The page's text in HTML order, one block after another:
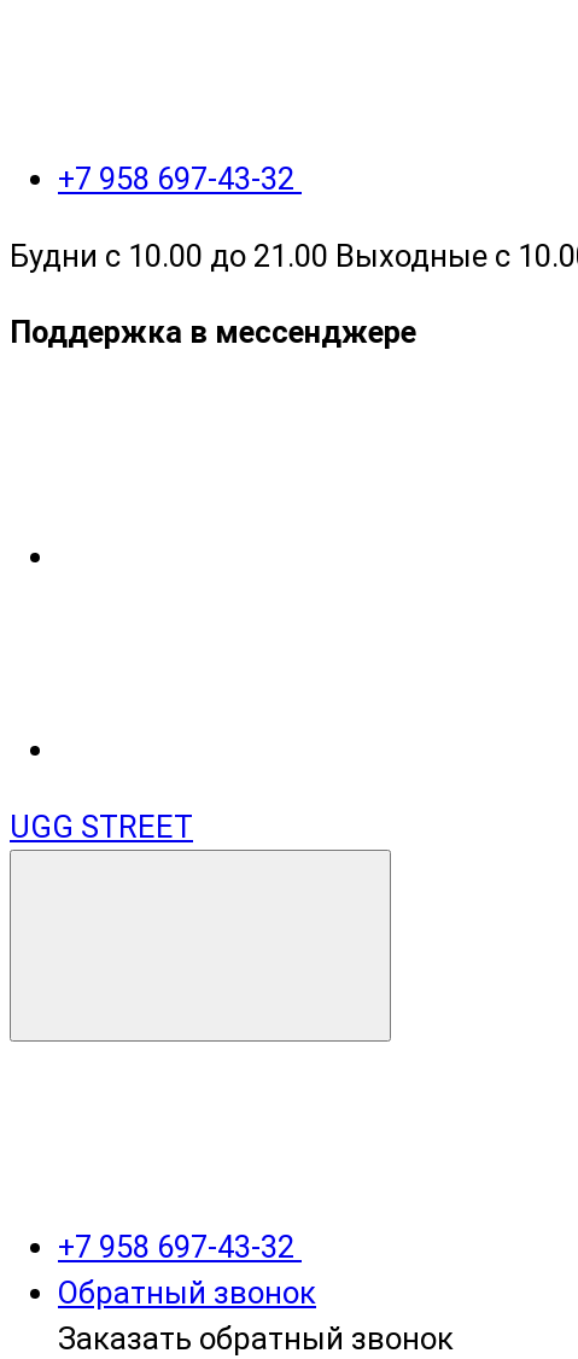
+7 958 697-43-32
Будни с 10.00 до 21.00 Выходные с
Поддержка в мессенджере
UGG STREET
+7 958 697-43-32
Обратный звонок
Заказать обратный звонок